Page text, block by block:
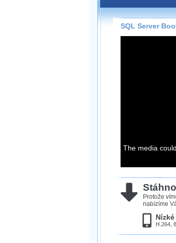
Záznamy na
přímo na
Silverlight
neumožňuje,
Velmi staré
ve formátu,
proto je ke
SQL Server
The media
Protože
nabízíme
H.264,